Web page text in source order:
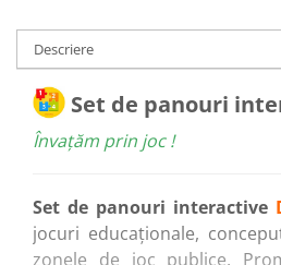
/Trapez
Accesorii de joacă
Elemente structurale
Oferte și Proiecte
Structuri din Frânghie
Educativ / Creativ
Descriere
Set de panouri
Învațăm prin joc !
Set de panouri interactive
jocuri educaționale,
zonele de joc publice.